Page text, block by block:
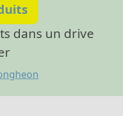
dans un drive